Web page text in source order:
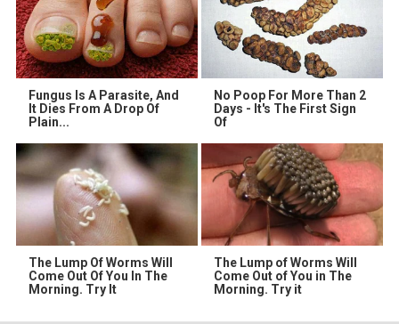
Fungus Is A Parasite, And
It Dies From A Drop Of
Plain...
No Poop For More Than 2
Days - It's The First Sign
Of
The Lump Of Worms Will
Come Out Of You In The
Morning. Try It
The Lump of Worms Will
Come Out of You in The
Morning. Try it